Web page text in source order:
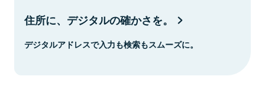
住所に、デジタルの確かさを。
デジタルアドレスで入力も検索もスムーズに。